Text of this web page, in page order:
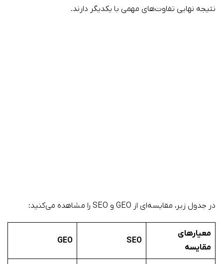
نتیجه نهایی تفاوت‌های مهمی با یکدیگر دارند.
در جدول زیر، مقایسه‌ای از GEO و SEO را مشاهده می‌کنید:
معیارهای
مقایسه
SEO
GEO